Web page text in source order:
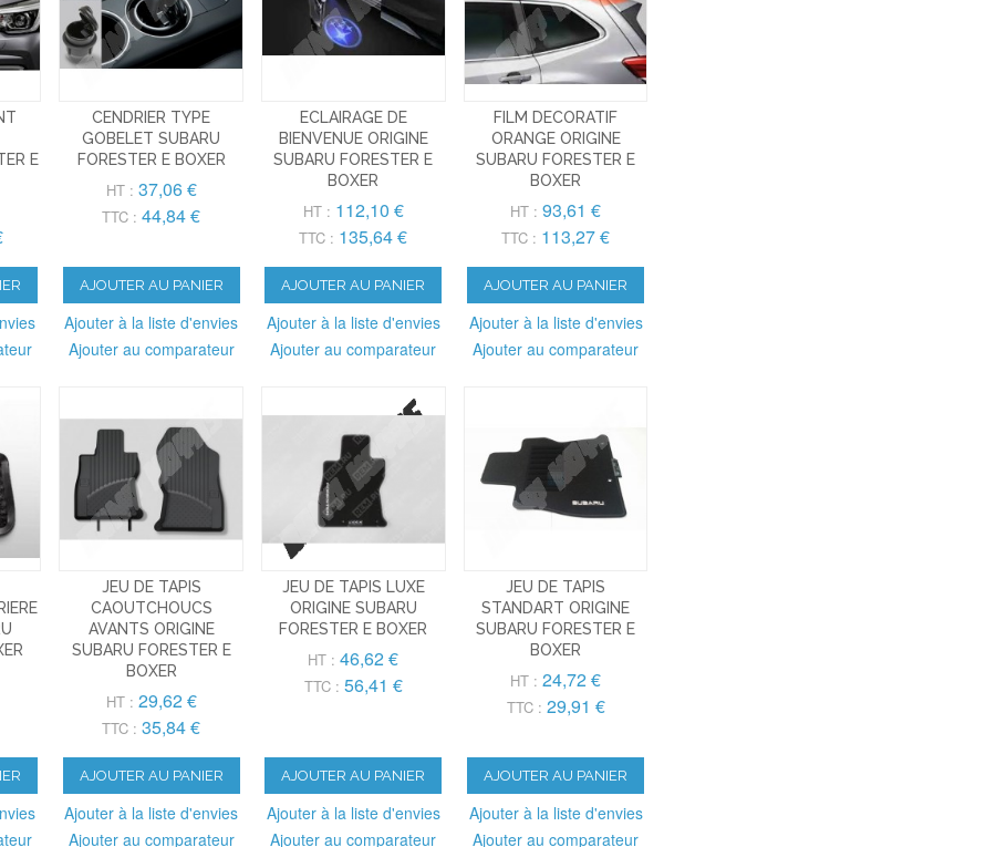
E
CENDRIER TYPE
GOBELET SUBARU
FORESTER E BOXER
HT : 37,06 €
TTC : 44,84 €
AJOUTER AU PANIER
Ajouter à la liste d'envies
Ajouter au comparateur
ECLAIRAGE DE
BIENVENUE ORIGINE
SUBARU FORESTER E
BOXER
HT : 112,10 €
TTC : 135,64 €
AJOUTER AU PANIER
Ajouter à la liste d'envies
Ajouter au comparateur
FILM DECORATIF
ORANGE ORIGINE
SUBARU FORESTER E
BOXER
HT : 93,61 €
TTC : 113,27 €
AJOUTER AU PANIER
Ajouter à la liste d'envies
Ajouter au comparateur
JEU DE TAPIS
CAOUTCHOUCS
AVANTS ORIGINE
SUBARU FORESTER E
BOXER
HT : 29,62 €
TTC : 35,84 €
AJOUTER AU PANIER
Ajouter à la liste d'envies
Ajouter au comparateur
JEU DE TAPIS LUXE
ORIGINE SUBARU
FORESTER E BOXER
HT : 46,62 €
TTC : 56,41 €
AJOUTER AU PANIER
Ajouter à la liste d'envies
Ajouter au comparateur
JEU DE TAPIS
STANDART ORIGINE
SUBARU FORESTER E
BOXER
HT : 24,72 €
TTC : 29,91 €
AJOUTER AU PANIER
Ajouter à la liste d'envies
Ajouter au comparateur